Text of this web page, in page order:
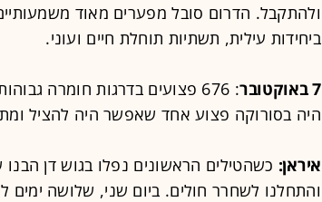
ולהתקבל. הדרום סובל מפערים מאוד
ביחידות עילית, תשתיות תוחלת חיים ועוני.
7 באוקטובר
: 676 פצועים בדרגות חומרה
היה בסורוקה פצוע אחד שאפשר היה להציל
איראן: כשהטילים הראשונים נפלו בגוש דן
והתחלנו לשחרר חולים. ביום שני, שלושה ימים